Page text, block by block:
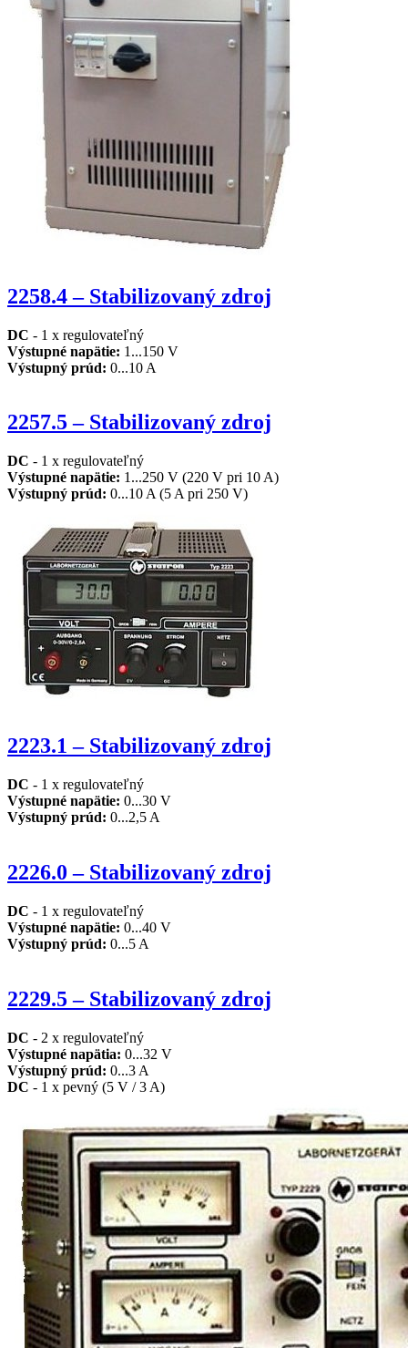
2258.4 – Stabilizovaný zdroj
DC - 1 x regulovateľný
Výstupné napätie: 1...150 V
Výstupný prúd: 0...10 A
2257.5 – Stabilizovaný zdroj
DC - 1 x regulovateľný
Výstupné napätie: 1...250 V (220 V pri 10 A)
Výstupný prúd: 0...10 A (5 A pri 250 V)
2223.1 – Stabilizovaný zdroj
DC - 1 x regulovateľný
Výstupné napätie: 0...30 V
Výstupný prúd: 0...2,5 A
2226.0 – Stabilizovaný zdroj
DC - 1 x regulovateľný
Výstupné napätie: 0...40 V
Výstupný prúd: 0...5 A
2229.5 – Stabilizovaný zdroj
DC - 2 x regulovateľný
Výstupné napätia: 0...32 V
Výstupný prúd: 0...3 A
DC - 1 x pevný (5 V / 3 A)